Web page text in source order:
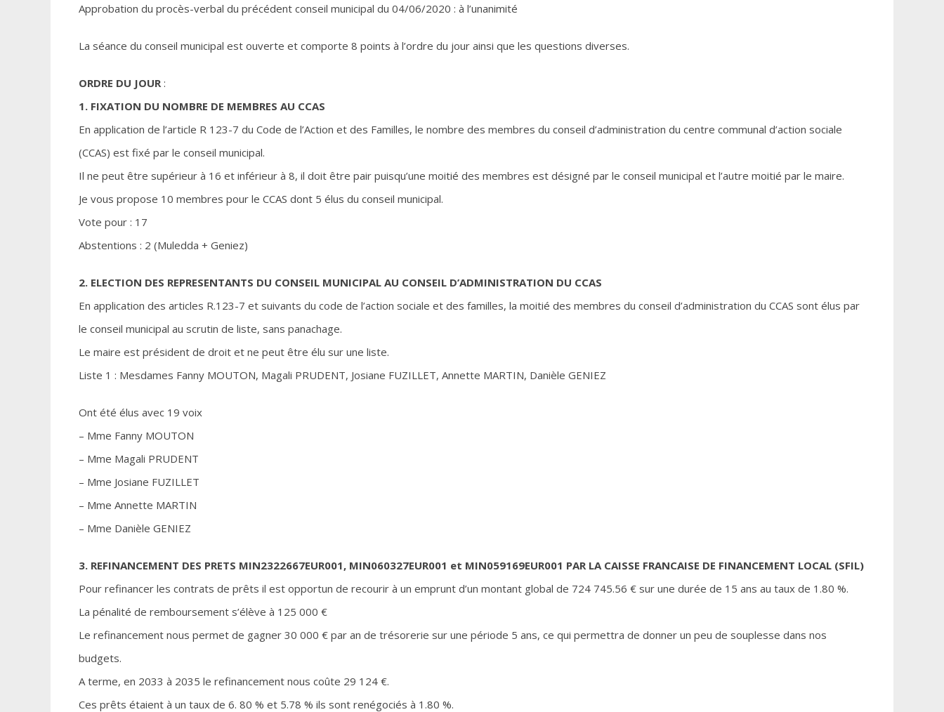
Approbation du procès-verbal du précédent conseil municipal du 04/06/2020 : à l’unanimité
La séance du conseil municipal est ouverte et comporte 8 points à l’ordre du jour ainsi que les questions diverses.
ORDRE DU JOUR:
1. FIXATION DU NOMBRE DE MEMBRES AU CCAS
En application de l’article R 123-7 du Code de l’Action et des Familles, le nombre des membres du conseil d’administration du centre communal d’action sociale
(CCAS) est fixé par le conseil municipal.
Il ne peut être supérieur à 16 et inférieur à 8, il doit être pair puisqu’une moitié des membres est désigné par le conseil municipal et l’autre moitié par le maire.
Je vous propose 10 membres pour le CCAS dont 5 élus du conseil municipal.
Vote pour : 17
Abstentions : 2 (Muledda + Geniez)
2. ELECTION DES REPRESENTANTS DU CONSEIL MUNICIPAL AU CONSEIL D’ADMINISTRATION DU CCAS
En application des articles R.123-7 et suivants du code de l’action sociale et des familles, la moitié des membres du conseil d’administration du CCAS sont élus par
le conseil municipal au scrutin de liste, sans panachage.
Le maire est président de droit et ne peut être élu sur une liste.
Liste 1 : Mesdames Fanny MOUTON, Magali PRUDENT, Josiane FUZILLET, Annette MARTIN, Danièle GENIEZ
Ont été élus avec 19 voix
– Mme Fanny MOUTON
– Mme Magali PRUDENT
– Mme Josiane FUZILLET
– Mme Annette MARTIN
– Mme Danièle GENIEZ
3. REFINANCEMENT DES PRETS MIN2322667EUR001, MIN060327EUR001 et MIN059169EUR001 PAR LA CAISSE FRANCAISE DE FINANCEMENT LOCAL (SFIL)
Pour refinancer les contrats de prêts il est opportun de recourir à un emprunt d’un montant global de 724 745.56 € sur une durée de 15 ans au taux de 1.80 %.
La pénalité de remboursement s’élève à 125 000 €
Le refinancement nous permet de gagner 30 000 € par an de trésorerie sur une période 5 ans, ce qui permettra de donner un peu de souplesse dans nos
budgets.
A terme, en 2033 à 2035 le refinancement nous coûte 29 124 €.
Ces prêts étaient à un taux de 6. 80 % et 5.78 % ils sont renégociés à 1.80 %.